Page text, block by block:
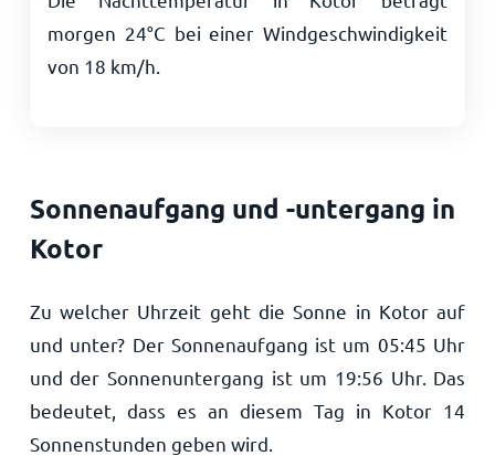
morgen 24°C bei einer Windgeschwindigkeit
von 18 km/h
Sonnenaufgang und -untergang in
Kotor
Zu welcher Uhrzeit geht die Sonne in Kotor auf
und unter? Der Sonnenaufgang ist um 05:45 Uhr
und der Sonnenuntergang ist um 19:56 Uhr. Das
bedeutet, dass es an diesem Tag in Kotor 14
Sonnenstunden geben wird.